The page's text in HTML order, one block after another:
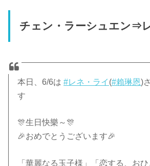
チェン・ラーシュエン⇒
本日、6/6は#レネ・ライ (#賴琳恩)
す
🎊生日快樂～🎊
🎉おめでとうございます🎉
「華麗なる玉子様」「恋する、お